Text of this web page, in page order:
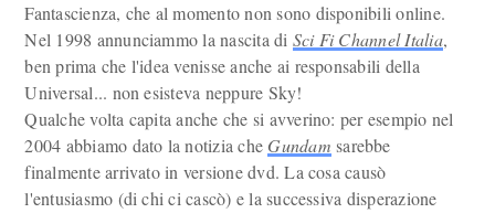
Fantascienza, che al momento non sono disponibili online.
Nel 1998 annunciammo la nascita di Sci Fi Channel Italia,
ben prima che l'idea venisse anche ai responsabili della
Universal... non esisteva neppure Sky!
Qualche volta capita anche che si avverino: per esempio nel
2004 abbiamo dato la notizia che Gundam sarebbe
finalmente arrivato in versione dvd. La cosa causò
l'entusiasmo (di chi ci cascò) e la successiva disperazione